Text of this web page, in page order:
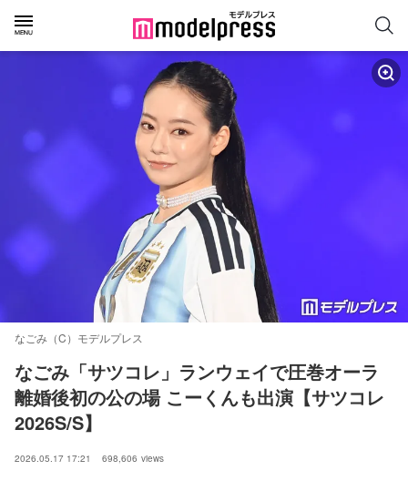
なごみ（C）モデルプレス
なごみ「サツコレ」ランウェイで圧巻オーラ
離婚後初の公の場 こーくんも出演【サツコレ
2026S/S】
2026.05.17 17:21 698,606 views